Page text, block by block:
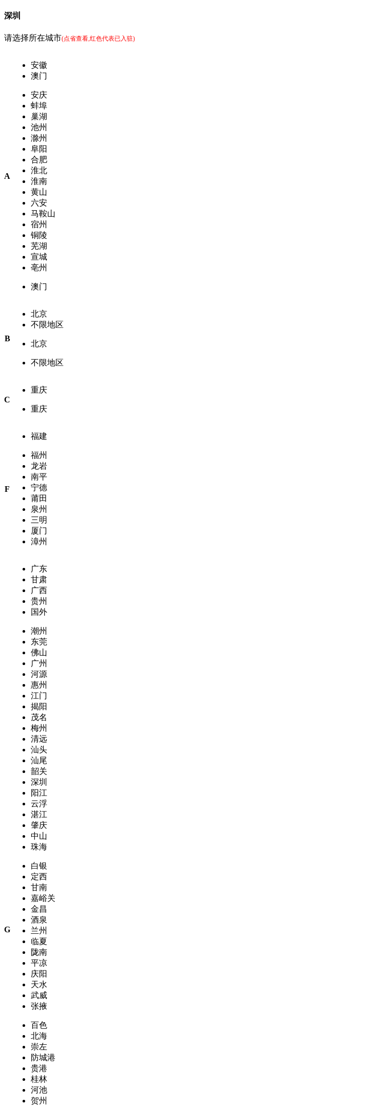
深圳
请选择所在城市(点省查看,红色代表已入驻)
A
安徽
澳门
安庆
蚌埠
巢湖
池州
滁州
阜阳
合肥
淮北
淮南
黄山
六安
马鞍山
宿州
铜陵
芜湖
宣城
亳州
澳门
B
北京
不限地区
北京
不限地区
C
重庆
重庆
F
福建
福州
龙岩
南平
宁德
莆田
泉州
三明
厦门
漳州
G
广东
甘肃
广西
贵州
国外
潮州
东莞
佛山
广州
河源
惠州
江门
揭阳
茂名
梅州
清远
汕头
汕尾
韶关
深圳
阳江
云浮
湛江
肇庆
中山
珠海
白银
定西
甘南
嘉峪关
金昌
酒泉
兰州
临夏
陇南
平凉
庆阳
天水
武威
张掖
百色
北海
崇左
防城港
贵港
桂林
河池
贺州